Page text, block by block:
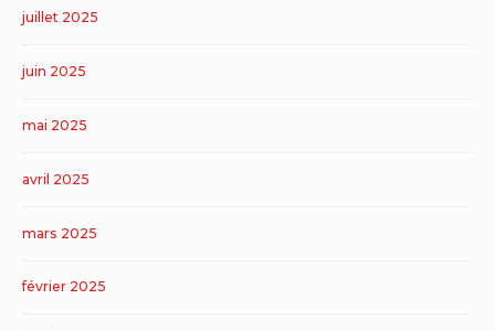
juillet 2025
juin 2025
mai 2025
avril 2025
mars 2025
février 2025